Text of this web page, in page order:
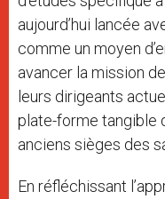
aujourd’hui lancée
comme un moyen
avancer la mission
leurs dirigeants
plate-forme tangible
anciens sièges des
En réfléchissant